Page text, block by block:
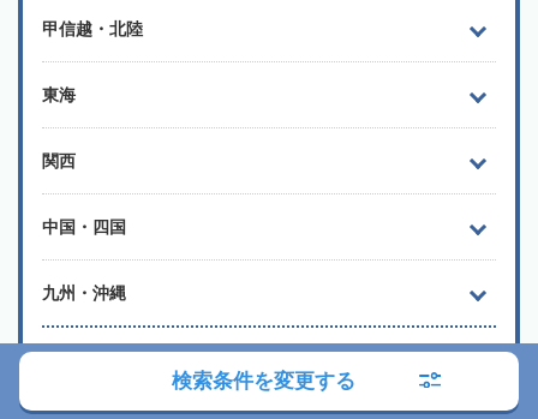
甲信越・北陸
東海
関西
中国・四国
九州・沖縄
検索条件を変更する